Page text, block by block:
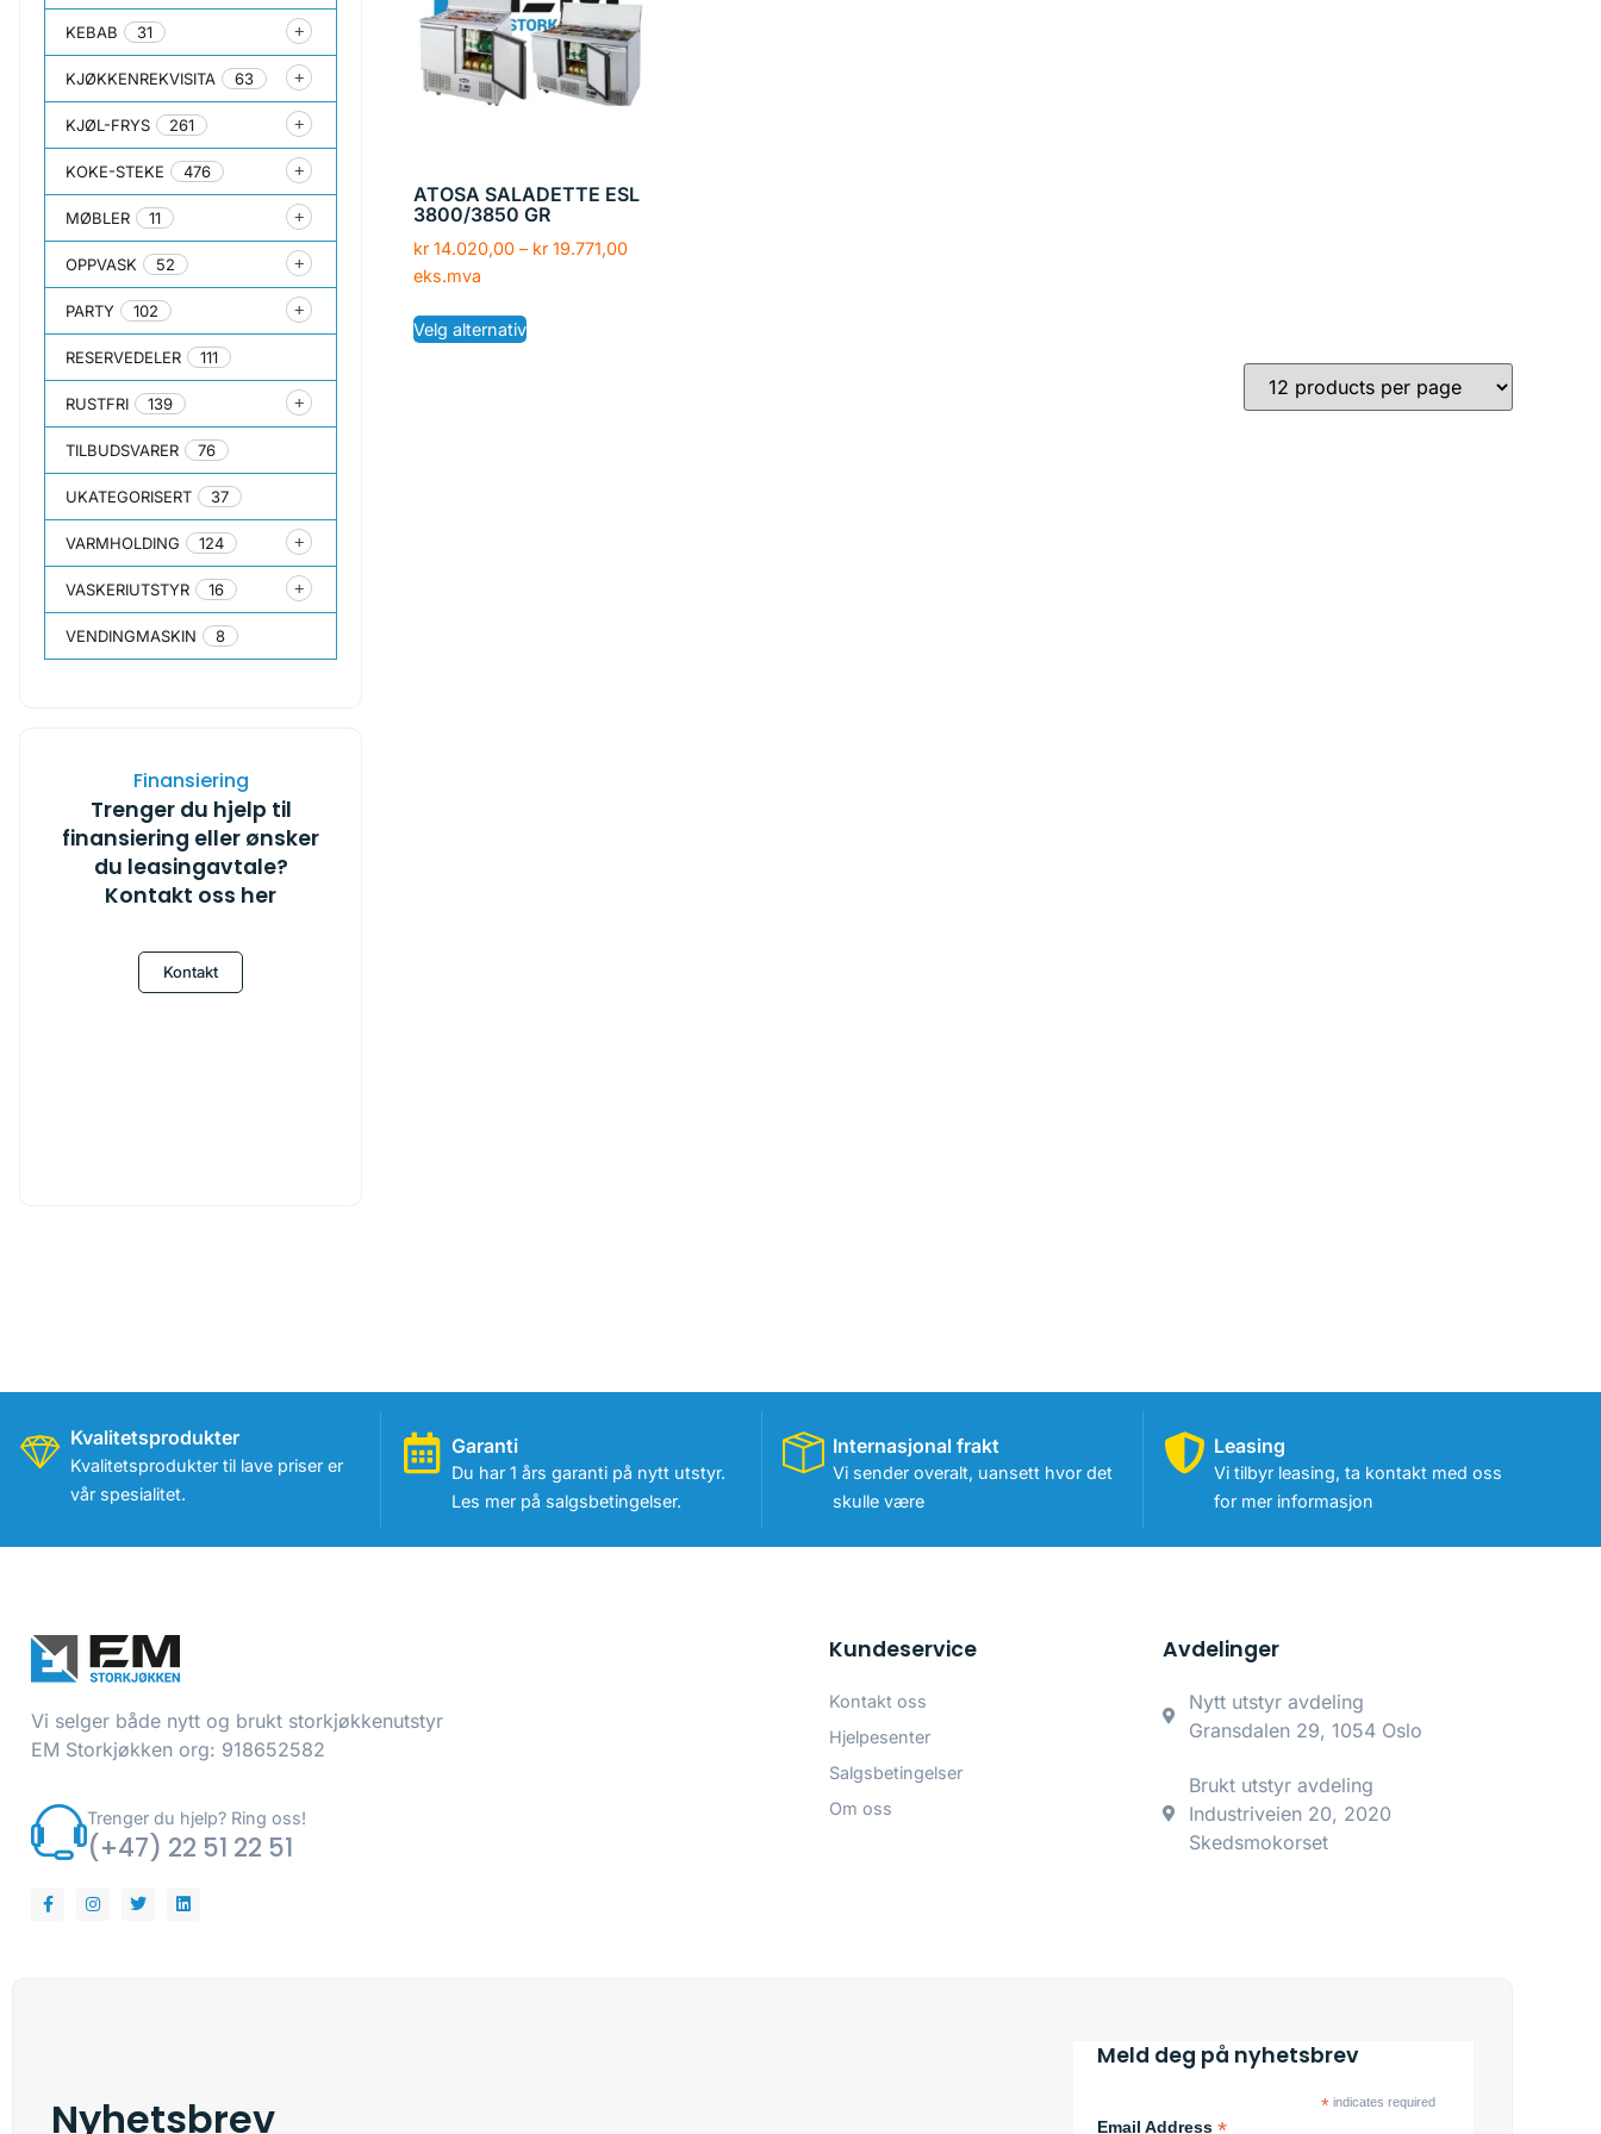
KEBAB 31
KJØKKENREKVISITA 63
KJØL-FRYS 261
KOKE-STEKE 476
MØBLER 11
OPPVASK 52
PARTY 102
RESERVEDELER 111
RUSTFRI 139
TILBUDSVARER 76
UKATEGORISERT 37
VARMHOLDING 124
VASKERIUTSTYR 16
VENDINGMASKIN 8
Finansiering
Trenger du hjelp til
finansiering eller ønsker
du leasingavtale?
Kontakt oss her
Kontakt
ATOSA SALADETTE ESL
3800/3850 GR
kr 14.020,00 – kr 19.771,00
eks.mva
Velg alternativ
Kvalitetsprodukter
Kvalitetsprodukter til lave priser er
vår spesialitet.
Garanti
Du har 1 års garanti på nytt utstyr.
Les mer på salgsbetingelser.
Internasjonal frakt
Vi sender overalt, uansett hvor det
skulle være
Leasing
Vi tilbyr leasing, ta kontakt med oss
for mer informasjon
Vi selger både nytt og brukt storkjøkkenutstyr
EM Storkjøkken org: 918652582
Trenger du hjelp? Ring oss!
(+47) 22 51 22 51
Kundeservice
Kontakt oss
Hjelpesenter
Salgsbetingelser
Om oss
Avdelinger
Nytt utstyr avdeling
Gransdalen 29, 1054 Oslo
Brukt utstyr avdeling
Industriveien 20, 2020
Skedsmokorset
Nyhetsbrev
Meld deg på nyhetsbrev
* indicates required
Email Address